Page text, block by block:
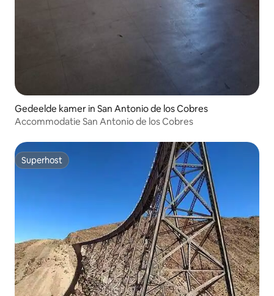
Gedeelde kamer in San Antonio de los Cobres
Accommodatie San Antonio de los Cobres
Superhost
Superhost